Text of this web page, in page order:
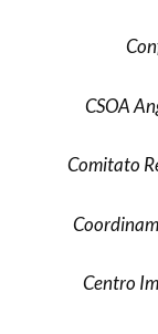
CSOA
Comitato
Centro